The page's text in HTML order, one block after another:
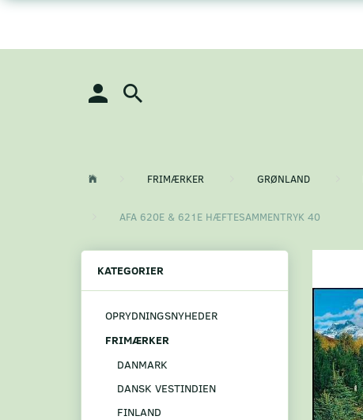
FRIMÆRKER GRØNLAND
AFA 620E & 621E HÆFTESAMMENTRYK 40
KATEGORIER
OPRYDNINGSNYHEDER
FRIMÆRKER
DANMARK
DANSK VESTINDIEN
FINLAND